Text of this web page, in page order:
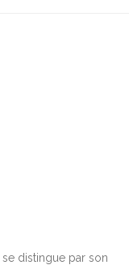
se distingue par son